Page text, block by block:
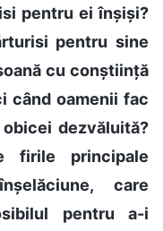
pentru ei înșiși?
pentru sine
cu conștiință
când oamenii fac
dezvăluită?
firile principale
care
pentru a-i